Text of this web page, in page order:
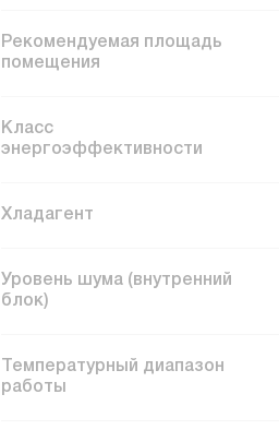
Рекомендуемая площадь
помещения
Класс
энергоэффективности
Хладагент
Уровень шума (внутренний
блок)
Температурный диапазон
работы